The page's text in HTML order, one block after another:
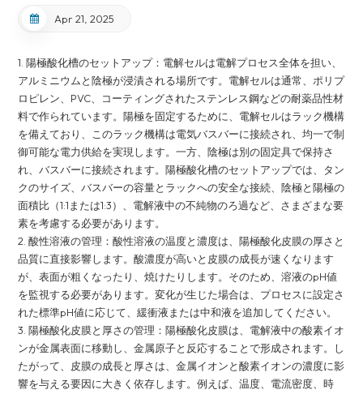
Apr 21, 2025
1. 陽極酸化槽のセットアップ：電解セルは電解プロセス全体を担い、
アルミニウムと陰極が浸漬される場所です。電解セルは通常、ポリプ
ロピレン、PVC、コーティングされたステンレス鋼などの耐薬品性材
料で作られています。陽極を固定するために、電解セルはラック機構
を備えており、このラック機構は電気バスバーに接続され、均一で制
御可能な電力供給を実現します。一方、陰極は別の固定具で保持さ
れ、バスバーに接続されます。陽極酸化槽のセットアップでは、タン
クのサイズ、バスバーの容量とラックへの安全な接続、陰極と陽極の
面積比（1:1または1:3）、電解液中の不純物のろ過など、さまざまな要
素を考慮する必要があります。
2. 酸性溶液の管理：酸性溶液の温度と濃度は、陽極酸化皮膜の厚さと
品質に直接影響します。酸濃度が高いと皮膜の成長が速くなります
が、表面が粗くなったり、焼けたりします。そのため、溶液のpH値
を監視する必要があります。変化が生じた場合は、プロセスに設定さ
れた標準pH値に応じて、緩衝液または中和液を追加してください。
3. 陽極酸化皮膜と厚さの管理：陽極酸化皮膜は、電解液中の酸素イオ
ンが金属表面に移動し、金属原子と反応することで形成されます。し
たがって、皮膜の成長と厚さは、金属イオンと酸素イオンの濃度に影
響を与える要因に大きく依存します。例えば、温度、電流密度、時